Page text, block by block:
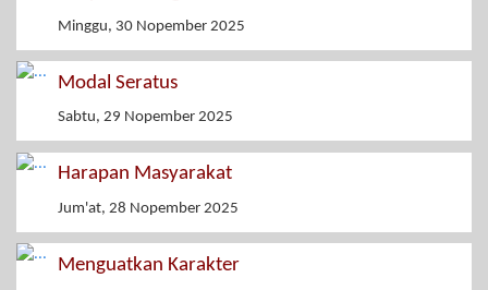
Minggu, 30 Nopember 2025
Modal Seratus
Sabtu, 29 Nopember 2025
Harapan Masyarakat
Jum'at, 28 Nopember 2025
Menguatkan Karakter